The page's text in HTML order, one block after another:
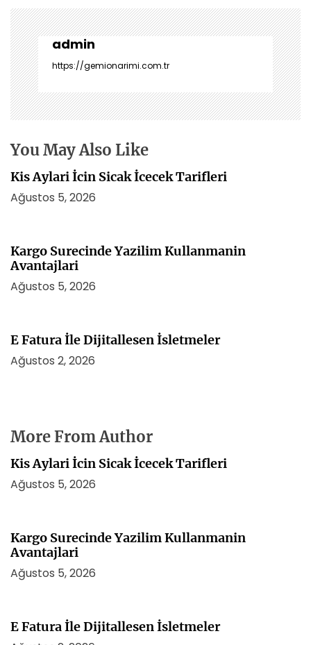
ı
g
e
z
i
n
m
s
i
admin
https://gemionarimi.com.tr
You May Also Like
Kis Aylari İcin Sicak İcecek Tarifleri
Ağustos 5, 2026
Kargo Surecinde Yazilim Kullanmanin
Avantajlari
Ağustos 5, 2026
E Fatura İle Dijitallesen İsletmeler
Ağustos 2, 2026
More From Author
Kis Aylari İcin Sicak İcecek Tarifleri
Ağustos 5, 2026
Kargo Surecinde Yazilim Kullanmanin
Avantajlari
Ağustos 5, 2026
E Fatura İle Dijitallesen İsletmeler